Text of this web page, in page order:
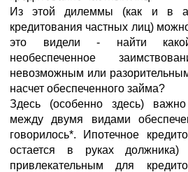
Из этой дилеммы (как и в
кредитования частных лиц)
это видели - найти
необеспеченное
невозможным или
насчет обеспеченного займа?
Здесь (особенно здесь)
между двумя видами
говорилось*. Ипотечное
остается в руках
привлекательным для